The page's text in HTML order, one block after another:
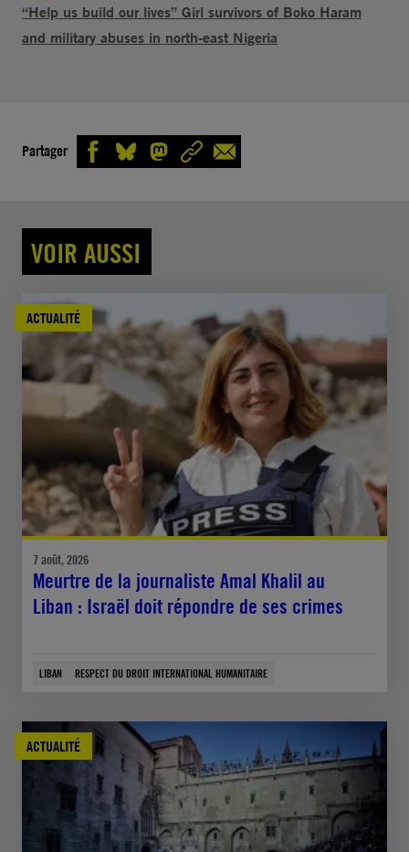
“Help us build our lives” Girl survivors of Boko Haram
and military abuses in north-east Nigeria
Partager
VOIR AUSSI
ACTUALITÉ
7 août, 2026
Meurtre de la journaliste Amal Khalil au
Liban : Israël doit répondre de ses crimes
LIBAN RESPECT DU DROIT INTERNATIONAL HUMANITAIRE
ACTUALITÉ